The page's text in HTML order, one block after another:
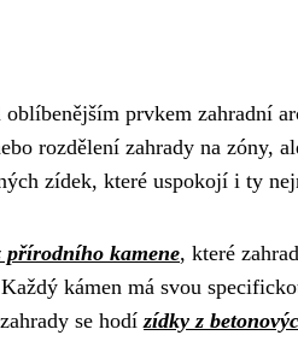
prvkem zahradní
rozdělení zahrady na zóny,
zídek, které uspokojí i ty
přírodního kamene, které
kámen má svou
se hodízídky z